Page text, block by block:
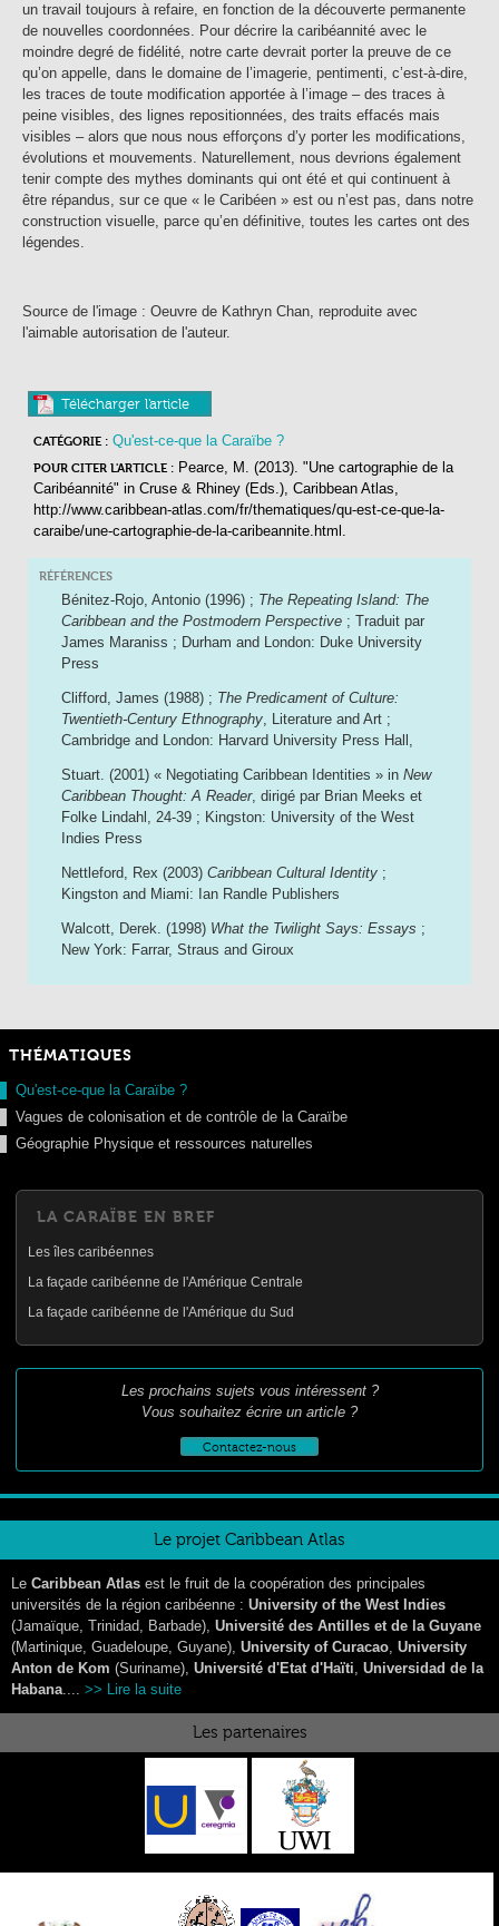
un travail toujours à refaire, en fonction de la découverte permanente
de nouvelles coordonnées. Pour décrire la caribéannité avec le
moindre degré de fidélité, notre carte devrait porter la preuve de ce
qu’on appelle, dans le domaine de l’imagerie, pentimenti, c’est-à-dire,
les traces de toute modification apportée à l’image – des traces à
peine visibles, des lignes repositionnées, des traits effacés mais
visibles – alors que nous nous efforçons d’y porter les modifications,
évolutions et mouvements. Naturellement, nous devrions également
tenir compte des mythes dominants qui ont été et qui continuent à
être répandus, sur ce que « le Caribéen » est ou n’est pas, dans notre
construction visuelle, parce qu’en définitive, toutes les cartes ont des
légendes.
Source de l'image : Oeuvre de Kathryn Chan, reproduite avec
l'aimable autorisation de l'auteur.
Télécharger l'article
CATÉGORIE : Qu'est-ce-que la Caraïbe ?
POUR CITER L'ARTICLE : Pearce, M. (2013). "Une cartographie de la
Caribéannité" in Cruse & Rhiney (Eds.), Caribbean Atlas,
http://www.caribbean-atlas.com/fr/thematiques/qu-est-ce-que-la-
caraibe/une-cartographie-de-la-caribeannite.html.
RÉFÉRENCES
Bénitez-Rojo, Antonio (1996) ; The Repeating Island: The
Caribbean and the Postmodern Perspective ; Traduit par
James Maraniss ; Durham and London: Duke University
Press
Clifford, James (1988) ; The Predicament of Culture:
Twentieth-Century Ethnography, Literature and Art ;
Cambridge and London: Harvard University Press Hall,
Stuart. (2001) « Negotiating Caribbean Identities » in New
Caribbean Thought: A Reader, dirigé par Brian Meeks et
Folke Lindahl, 24-39 ; Kingston: University of the West
Indies Press
Nettleford, Rex (2003) Caribbean Cultural Identity ;
Kingston and Miami: Ian Randle Publishers
Walcott, Derek. (1998) What the Twilight Says: Essays ;
New York: Farrar, Straus and Giroux
THÉMATIQUES
Qu'est-ce-que la Caraïbe ?
Vagues de colonisation et de contrôle de la Caraïbe
Géographie Physique et ressources naturelles
LA CARAÏBE EN BREF
Les îles caribéennes
La façade caribéenne de l'Amérique Centrale
La façade caribéenne de l'Amérique du Sud
Les prochains sujets vous intéressent ?
Vous souhaitez écrire un article ?
Contactez-nous
Le projet Caribbean Atlas
Le Caribbean Atlas est le fruit de la coopération des principales
universités de la région caribéenne : University of the West Indies
(Jamaïque, Trinidad, Barbade), Université des Antilles et de la Guyane
(Martinique, Guadeloupe, Guyane), University of Curacao, University
Anton de Kom (Suriname), Université d'Etat d'Haïti, Universidad de la
Habana.... >> Lire la suite
Les partenaires